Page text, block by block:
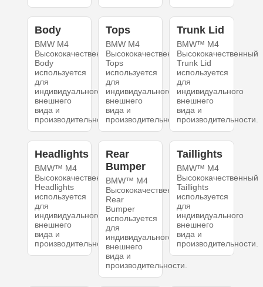
Body
BMW M4
Высококачественный
Body
используется
для
индивидуального
внешнего
вида и
производительности.
Tops
BMW M4
Высококачественный
Tops
используется
для
индивидуального
внешнего
вида и
производительности.
Trunk Lid
BMW™ M4
Высококачественный
Trunk Lid
используется
для
индивидуального
внешнего
вида и
производительности.
Headlights
BMW™ M4
Высококачественный
Headlights
используется
для
индивидуального
внешнего
вида и
производительности.
Rear
Bumper
BMW™ M4
Высококачественный
Rear
Bumper
используется
для
индивидуального
внешнего
вида и
производительности.
Taillights
BMW™ M4
Высококачественный
Taillights
используется
для
индивидуального
внешнего
вида и
производительности.